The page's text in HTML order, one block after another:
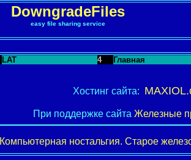
DowngradeFiles
easy file sharing service
LAT 4 Главная
Хостинг сайта:
При поддержке сайта Железные
Компьютерная ностальгия. Старое